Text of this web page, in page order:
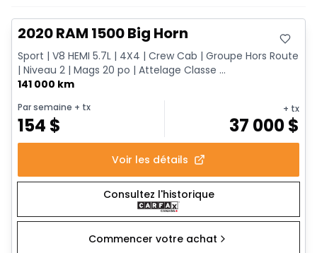
2020 RAM 1500 Big Horn
Sport | V8 HEMI 5.7L | 4X4 | Crew Cab | Groupe Hors Route
| Niveau 2 | Mags 20 po | Attelage Classe ...
141 000 km
Par semaine + tx
154 $
+ tx
37 000$
Voir les détails
Consultez l'historique
Commencer votre achat